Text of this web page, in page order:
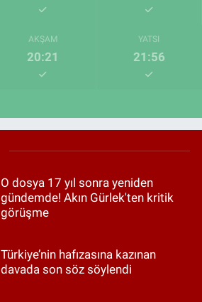
AKŞAM
20:21
YATSI
21:56
O dosya 17 yıl sonra yeniden
gündemde! Akın Gürlek'ten kritik
görüşme
Türkiye’nin hafızasına kazınan
davada son söz söylendi